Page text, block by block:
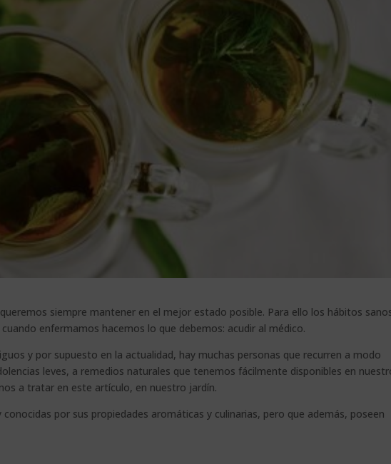
siempre mantener en el mejor estado posible. Para ello los hábitos
enfermamos hacemos lo que debemos: acudir al médico.
y por supuesto en la actualidad, hay muchas personas que recurren a modo
leves, a remedios naturales que tenemos fácilmente disponibles en
a tratar en este artículo, en nuestro jardín.
por sus propiedades aromáticas y culinarias, pero que además, poseen